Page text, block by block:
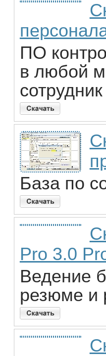
ПО
в любой
сотрудник
База по
Pro 3.0
Ведение
резюме и